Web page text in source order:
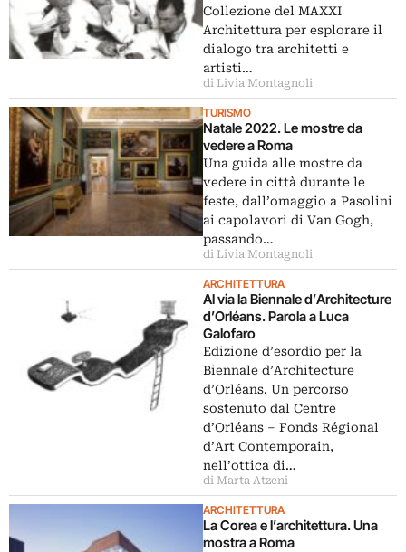
Collezione del MAXXI
Architettura per esplorare il
dialogo tra architetti e
artisti…
di Livia Montagnoli
TURISMO
Natale 2022. Le mostre da
vedere a Roma
Una guida alle mostre da
vedere in città durante le
feste, dall’omaggio a Pasolini
ai capolavori di Van Gogh,
passando…
di Livia Montagnoli
ARCHITETTURA
Al via la Biennale d’Architecture
d’Orléans. Parola a Luca
Galofaro
Edizione d’esordio per la
Biennale d’Architecture
d’Orléans. Un percorso
sostenuto dal Centre
d’Orléans ‒ Fonds Régional
d’Art Contemporain,
nell’ottica di…
di Marta Atzeni
ARCHITETTURA
La Corea e l’architettura. Una
mostra a Roma